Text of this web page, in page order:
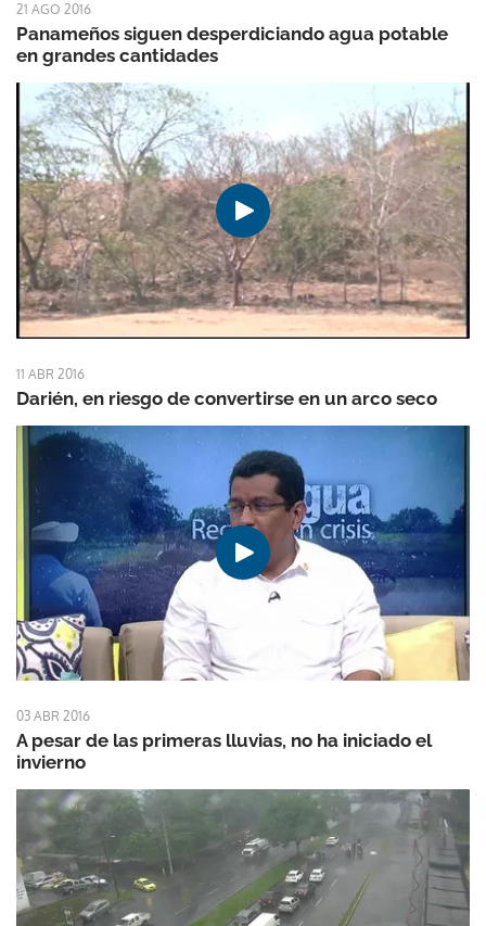
21 AGO 2016
Panameños siguen desperdiciando agua potable
en grandes cantidades
11 ABR 2016
Darién, en riesgo de convertirse en un arco seco
03 ABR 2016
A pesar de las primeras lluvias, no ha iniciado el
invierno